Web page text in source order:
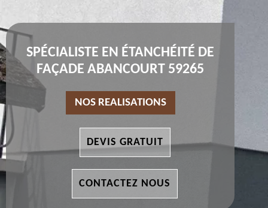
SPÉCIALISTE EN ÉTANCHÉITÉ DE
FAÇADE ABANCOURT 59265
NOS REALISATIONS
DEVIS GRATUIT
CONTACTEZ NOUS